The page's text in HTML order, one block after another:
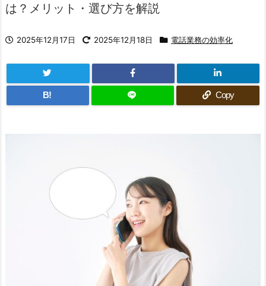
は？メリット・選び方を解説
2025年12月17日 2025年12月18日 電話業務の効率化
B! Copy